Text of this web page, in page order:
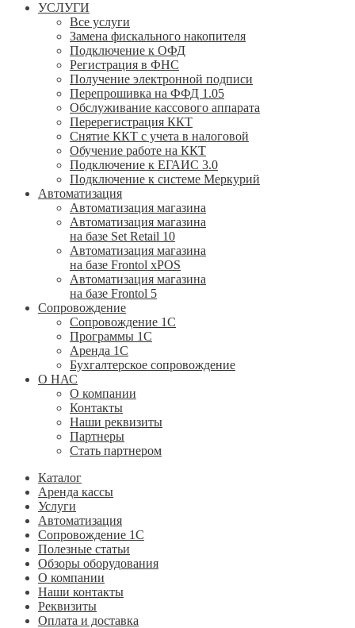
УСЛУГИ
Все услуги
Замена фискального накопителя
Подключение к ОФД
Регистрация в ФНС
Получение электронной подписи
Перепрошивка на ФФД 1.05
Обслуживание кассового аппарата
Перерегистрация ККТ
Снятие ККТ с учета в налоговой
Обучение работе на ККТ
Подключение к ЕГАИС 3.0
Подключение к системе Меркурий
Автоматизация
Автоматизация магазина
Автоматизация магазина
на базе Set Retail 10
Автоматизация магазина
на базе Frontol xPOS
Автоматизация магазина
на базе Frontol 5
Сопровождение
Сопровождение 1С
Программы 1С
Аренда 1С
Бухгалтерское сопровождение
О НАС
О компании
Контакты
Наши реквизиты
Партнеры
Стать партнером
Каталог
Аренда кассы
Услуги
Автоматизация
Сопровождение 1С
Полезные статьи
Обзоры оборудования
О компании
Наши контакты
Реквизиты
Оплата и доставка